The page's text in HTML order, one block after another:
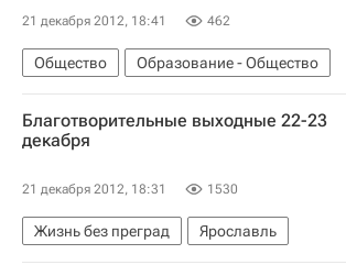
21 декабря 2012, 18:41 462
Общество
Образование - Общество
Жизнь без преград
Сочи
Европа
Краснодарский край
Весь мир
Благотворительные выходные 22-23
декабря
21 декабря 2012, 18:31 1530
Жизнь без преград
Ярославль
Красноярск
Ижевск
Калининград